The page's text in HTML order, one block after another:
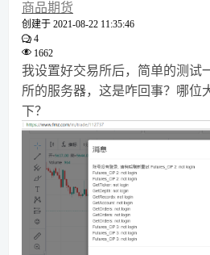
商品期货
创建于 2021-08-22 11:35:46
4
1662
我设置好交易所后，简单的测试
所的服务器，这是咋回事？哪位
下？